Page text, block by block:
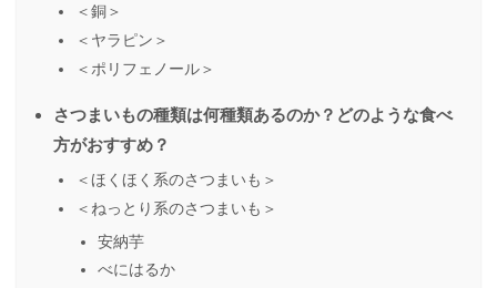
＜銅＞
＜ヤラピン＞
＜ポリフェノール＞
さつまいもの種類は何種類あるのか？どのような食べ
方がおすすめ？
＜ほくほく系のさつまいも＞
＜ねっとり系のさつまいも＞
安納芋
べにはるか